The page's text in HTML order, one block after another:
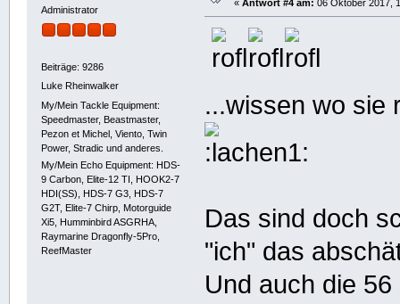
Administrator
Beiträge: 9286
Luke Rheinwalker
My/Mein Tackle Equipment:
Speedmaster, Beastmaster,
Pezon et Michel, Viento, Twin
Power, Stradic und anderes.
My/Mein Echo Equipment: HDS-
9 Carbon, Elite-12 TI, HOOK2-7
HDI(SS), HDS-7 G3, HDS-7
G2T, Elite-7 Chirp, Motorguide
Xi5, Humminbird ASGRHA,
Raymarine Dragonfly-5Pro,
ReefMaster
« Antwort #4 am: 06 Oktober 2017,
...wissen wo
Das sind doch
"ich" das
Und auch die